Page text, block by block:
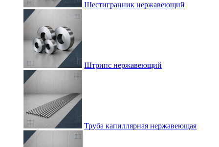
Шестигранник нержавеющий
Штрипс нержавеющий
Труба капиллярная нержавеющая